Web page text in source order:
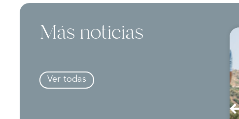
Más noticias
Ver todas